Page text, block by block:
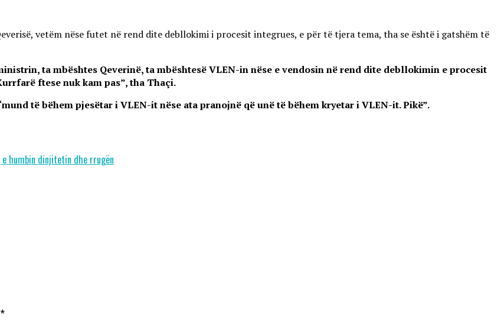
vetëm nëse futet në rend dite debllokimi i procesit integrues, e për të tjera tema, tha se është i gatshëm të
ta mbështes Qeverinë, ta mbështesë VLEN-in nëse e vendosin në rend dite debllokimin e procesit
ftese nuk kam pas”, tha Thaçi.
të bëhem pjesëtar i VLEN-it nëse ata pranojnë që unë të bëhem kryetar i VLEN-it. Pikë”.
humbin dinjitetin dhe rrugën
*